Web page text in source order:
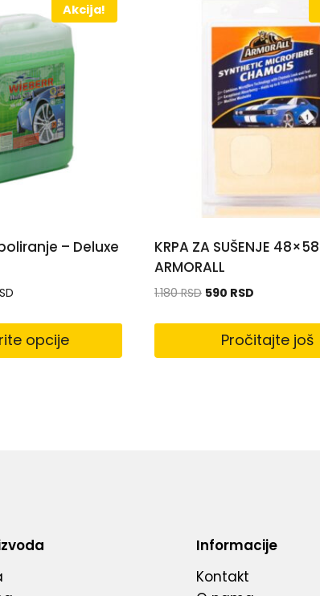
Akcija!
– Deluxe
opcije
KRPA ZA SUŠENJE 48×58
ARMORALL
1.180RSD 590 RSD
Pročitajte još
Informacije
Kontakt